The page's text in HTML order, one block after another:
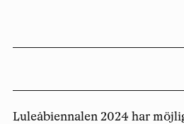
Luleåbiennalen 2024 har